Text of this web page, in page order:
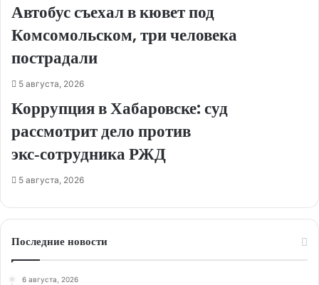
Автобус съехал в кювет под
Комсомольском, три человека
пострадали
5 августа, 2026
Коррупция в Хабаровске: суд
рассмотрит дело против
экс‑сотрудника РЖД
5 августа, 2026
Последние новости
6 августа, 2026